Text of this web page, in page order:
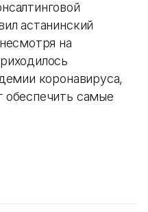
астанинский
на
коронавируса,
обеспечить самые